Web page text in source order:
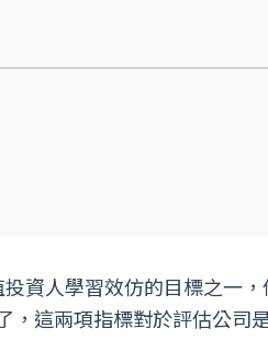
資人學習效仿的目標之一
，這兩項指標對於評估公